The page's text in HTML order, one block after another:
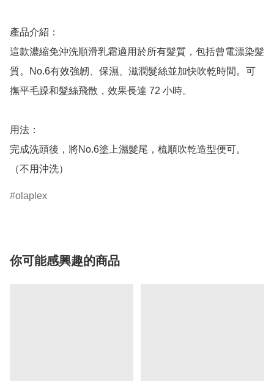
產品介紹：
這款濃縮免沖洗順滑乳霜適用於所有髮質，包括曾電漂染髮
質。No.6有效強韌、保濕、滋潤髮絲並加快吹乾時間。可
撫平毛躁和髮絲飛散，效果長達 72 小時。
用法：
完成洗頭後，將No.6塗上濕髮尾，梳順吹乾造型便可。
olaplex
你可能感興趣的商品